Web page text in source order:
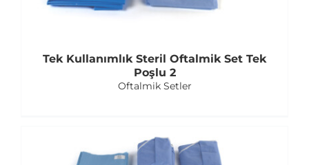
Tek Kullanımlık Steril Oftalmik Set Tek
Poşlu 2
Oftalmik Setler